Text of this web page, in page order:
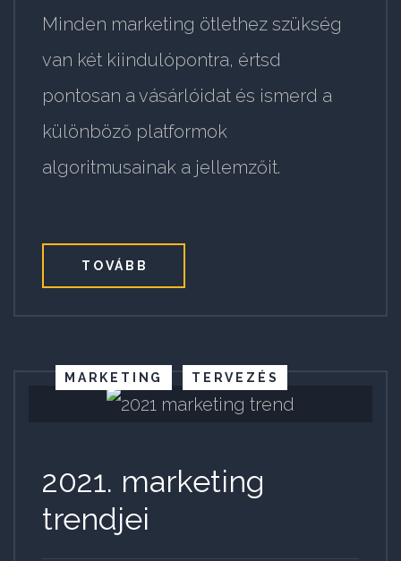
Minden marketing ötlethez szükség
van két kiindulópontra, értsd
pontosan a vásárlóidat és ismerd a
különböző platformok
algoritmusainak a jellemzőit.
TOVÁBB
MARKETING TERVEZÉS
2021. marketing
trendjei